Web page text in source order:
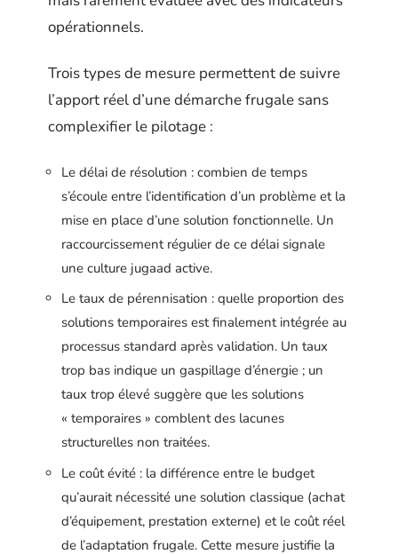
opérationnels.
Trois types de mesure permettent de suivre
l’apport réel d’une démarche frugale sans
complexifier le pilotage :
Le délai de résolution : combien de temps
s’écoule entre l’identification d’un problème et la
mise en place d’une solution fonctionnelle. Un
raccourcissement régulier de ce délai signale
une culture jugaad active.
Le taux de pérennisation : quelle proportion des
solutions temporaires est finalement intégrée au
processus standard après validation. Un taux
trop bas indique un gaspillage d’énergie ; un
taux trop élevé suggère que les solutions
« temporaires » comblent des lacunes
structurelles non traitées.
Le coût évité : la différence entre le budget
qu’aurait nécessité une solution classique (achat
d’équipement, prestation externe) et le coût réel
de l’adaptation frugale. Cette mesure justifie la